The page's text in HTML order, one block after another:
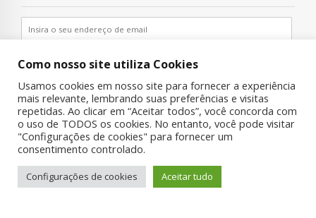
Copyright © 2019 UNIAD – Unidade de Pesquisa em Álcool e Drogas
Quem Somos Nossa História
Onde Procurar Ajuda?
Contato
Como nosso site utiliza Cookies
Usamos cookies em nosso site para fornecer a experiência
mais relevante, lembrando suas preferências e visitas
repetidas. Ao clicar em “Aceitar todos”, você concorda com
o uso de TODOS os cookies. No entanto, você pode visitar
"Configurações de cookies" para fornecer um
consentimento controlado.
Configurações de cookies Aceitar tudo